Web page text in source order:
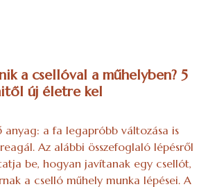
a csellóval a műhelyben? 5
új életre kel
anyag: a fa legapróbb változása is
Az alábbi összefoglaló lépésről
be, hogyan javítanak egy csellót,
a cselló műhely munka lépései. A